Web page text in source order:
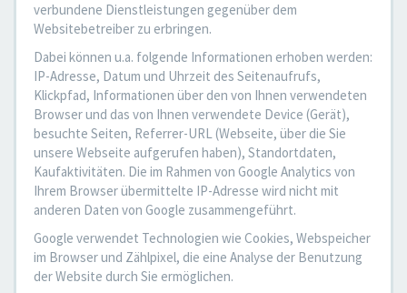
verbundene Dienstleistungen gegenüber dem
Websitebetreiber zu erbringen.
Dabei können u.a. folgende Informationen erhoben werden:
IP-Adresse, Datum und Uhrzeit des Seitenaufrufs,
Klickpfad, Informationen über den von Ihnen verwendeten
Browser und das von Ihnen verwendete Device (Gerät),
besuchte Seiten, Referrer-URL (Webseite, über die Sie
unsere Webseite aufgerufen haben), Standortdaten,
Kaufaktivitäten. Die im Rahmen von Google Analytics von
Ihrem Browser übermittelte IP-Adresse wird nicht mit
anderen Daten von Google zusammengeführt.
Google verwendet Technologien wie Cookies, Webspeicher
im Browser und Zählpixel, die eine Analyse der Benutzung
der Website durch Sie ermöglichen.